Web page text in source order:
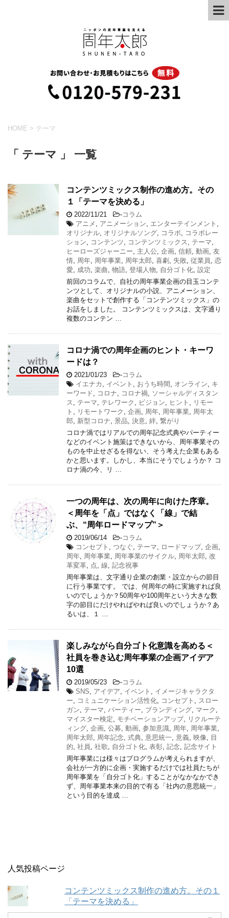
HOME > テーマ
「 テーマ 」 一覧
コンテンツミックス制作の進め方。その
１「テーマを決める」
2022/11/21 -コラム
アニメ , アニメーション, エンターテインメント ,
オリジナル, オリジナルソング, コラボ, コラボレー
ション, コンテンツ, コンテンツミックス , テーマ,
ヒーローズジャーニー, 主人公, 企画, 信頼, 動画, 友
情, 周年, 周年事業, 周年太郎, 喜劇 , 失敗, 従業員 , 恋
愛, 成功, 楽曲, 物語, 登場人物, 自分ゴト化, 設定
前回のコラムで、自社の周年事業企画の目玉コンテ
ンツとして、オリジナルの小説、アニメーション、
楽曲をセットで創作する「コンテンツミックス」の
お話をしました。 コンテンツミックスは、文字通り
複数のコンテン …
コロナ渦での周年企画のヒント・キーワ
ードは？
2021/01/23 -コラム
イエナカ , イベント , おうち時間 , オンライン, キ
ーワード, コロナ, コロナ禍, ソーシャルディスタン
ス , テーマ, テレワーク , ビジョン, ヒント , リモー
ト , リモートワーク , 企画, 周年, 周年事業, 周年太
郎, 新型コロナ, 景品, 決意, 絆, 繋がり
コロナ渦ではリアルでの周年記念式典やパーティー
などのイベント施策はできないから、周年事業その
ものを中止せざるを得ない、そう考えた企業もある
かと思います。しかし、本当にそうでしょうか？ コ
ロナ渦の今、リ …
一つの周年は、次の周年に向けた序章。
＜周年を「点」ではなく「線」で結
ぶ、“周年ロードマップ”＞
2019/06/14 -コラム
コンセプト , つなぐ, テーマ, ロードマップ, 企画,
周年, 周年事業, 周年事業のサイクル, 周年太郎, 改
革変革, 点, 線, 記念祝事
周年事業は、文字通り企業の創業・設立からの節目
に行う事業です。 では、何周年の時に実施すれば良
いのでしょうか？50周年や100周年という大きな数
字の節目にだけやればやれば良いのでしょうか？あ
るいは、１ …
楽しみながら自分ゴト化意識を高める＜
社員を巻き込む周年事業の企画アイデア
10選
2019/05/23 -コラム
SNS, アイデア, イベント , イメージキャラクタ
ー, コミュニケーション活性化, コンセプト , スロー
ガン, テーマ, パーティー, ブランディング, マーク ,
マイスター検定, モチベーションアップ, リクルーテ
ィング, 企画, 公募, 動画, 参加意識, 周年, 周年事業,
周年太郎, 周年記念, 式典, 意思統一, 意義, 映像, 目
的, 社員 , 社歌, 自分ゴト化, 表彰, 記念, 記念サイト
周年事業には様々はプログラムが考えられますが、
会社が一方的に企画・実施するだけでは社員たちが
周年事業を「自分ゴト化」することがなかなかでき
ず、周年事業本来の目的で有る「社内の意思統一」
という目的を達成 …
人気投稿ページ
コンテンツミックス制作の進め方。その１
「テーマを決める」